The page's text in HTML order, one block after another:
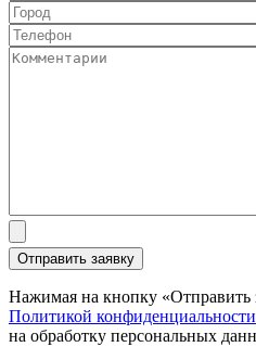
Нажимая на кнопку «Отправить
Политикой конфиденциальности
на обработку персональных